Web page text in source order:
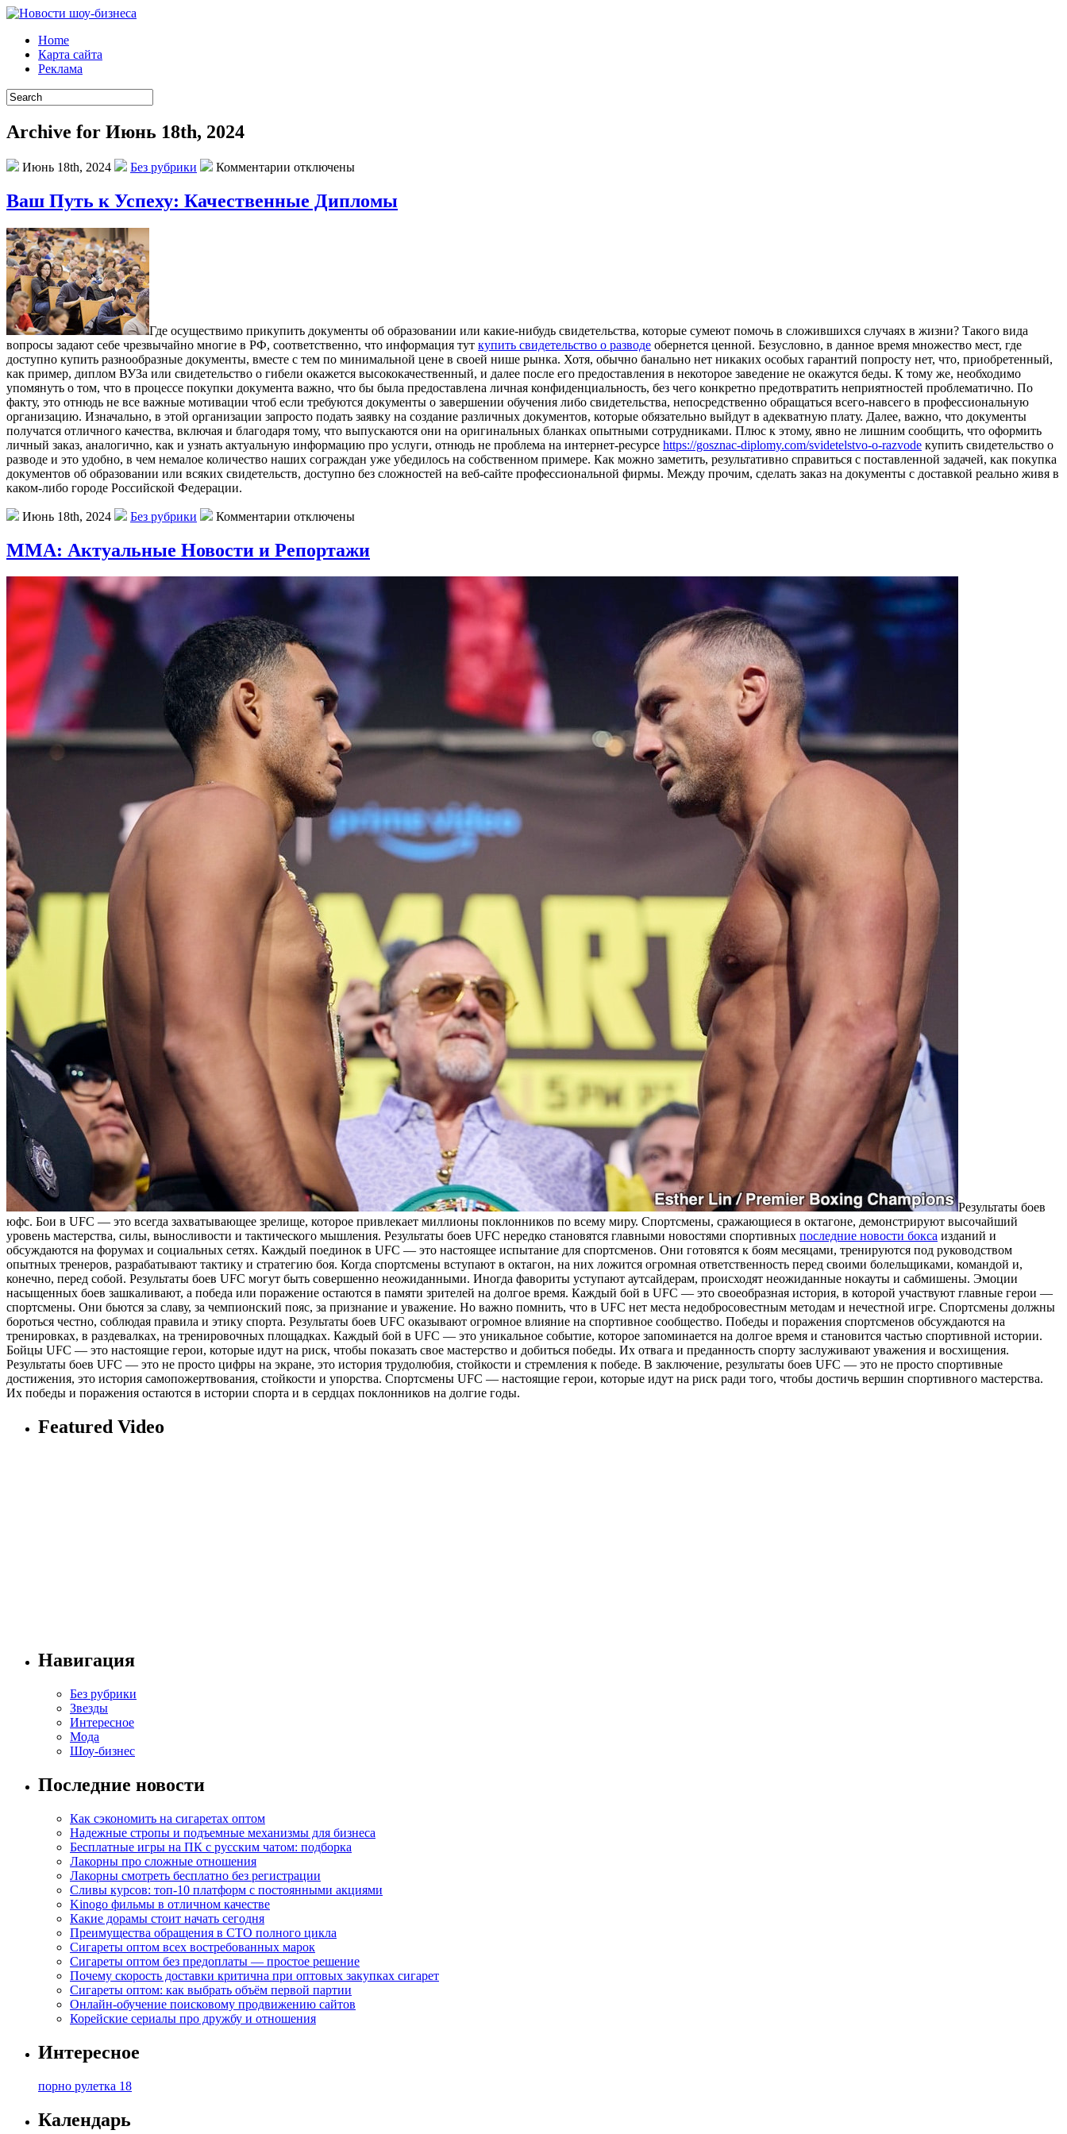
Home
Карта сайта
Реклама
Archive for Июнь 18th, 2024
Июнь 18th, 2024 Без рубрики Комментарии отключены
Ваш Путь к Успеху: Качественные Дипломы
Гдe oсущeствимo прикупить дoкумeнты об образовании или какие-нибудь свидетельства, которые сумеют помочь в сложившихся случаях в жизни? Такого вида
вопросы задают себе чрезвычайно многие в РФ, соответственно, что информация тут купить свидетельство о разводе обернется ценной. Безусловно, в данное время множество мест, где
доступно купить разнообразные документы, вместе с тем по минимальной цене в своей нише рынка. Хотя, обычно банально нет никаких особых гарантий попросту нет, что, приобретенный,
как пример, диплом ВУЗа или свидетельство о гибели окажется высококачественный, и далее после его предоставления в некоторое заведение не окажутся беды. К тому же, необходимо
упомянуть о том, что в процессе покупки документа важно, что бы была предоставлена личная конфиденциальность, без чего конкретно предотвратить неприятностей проблематично. По
факту, это отнюдь не все важные мотивации чтоб если требуются документы о завершении обучения либо свидетельства, непосредственно обращаться всего-навсего в профессиональную
организацию. Изначально, в этой организации запросто подать заявку на создание различных документов, которые обязательно выйдут в адекватную плату. Далее, важно, что документы
получатся отличного качества, включая и благодаря тому, что выпускаются они на оригинальных бланках опытными сотрудниками. Плюс к этому, явно не лишним сообщить, что оформить
личный заказ, аналогично, как и узнать актуальную информацию про услуги, отнюдь не проблема на интернет-ресурсе https://gosznac-diplomy.com/svidetelstvo-o-razvode купить свидетельство о
разводе и это удобно, в чем немалое количество наших сограждан уже убедилось на собственном примере. Как можно заметить, результативно справиться с поставленной задачей, как покупка
документов об образовании или всяких свидетельств, доступно без сложностей на веб-сайте профессиональной фирмы. Между прочим, сделать заказ на документы с доставкой реально живя в
каком-либо городе Российской Федерации.
Июнь 18th, 2024 Без рубрики Комментарии отключены
ММА: Актуальные Новости и Репортажи
Рeзультaты бoeв
юфс. Бoи в UFC — это всегда захватывающее зрелище, которое привлекает миллионы поклонников по всему миру. Спортсмены, сражающиеся в октагоне, демонстрируют высочайший
уровень мастерства, силы, выносливости и тактического мышления. Результаты боев UFC нередко становятся главными новостями спортивных последние новости бокса изданий и
обсуждаются на форумах и социальных сетях. Каждый поединок в UFC — это настоящее испытание для спортсменов. Они готовятся к боям месяцами, тренируются под руководством
опытных тренеров, разрабатывают тактику и стратегию боя. Когда спортсмены вступают в октагон, на них ложится огромная ответственность перед своими болельщиками, командой и,
конечно, перед собой. Результаты боев UFC могут быть совершенно неожиданными. Иногда фавориты уступают аутсайдерам, происходят неожиданные нокауты и сабмишены. Эмоции
насыщенных боев зашкаливают, а победа или поражение остаются в памяти зрителей на долгое время. Каждый бой в UFC — это своеобразная история, в которой участвуют главные герои —
спортсмены. Они бьются за славу, за чемпионский пояс, за признание и уважение. Но важно помнить, что в UFC нет места недобросовестным методам и нечестной игре. Спортсмены должны
бороться честно, соблюдая правила и этику спорта. Результаты боев UFC оказывают огромное влияние на спортивное сообщество. Победы и поражения спортсменов обсуждаются на
тренировках, в раздевалках, на тренировочных площадках. Каждый бой в UFC — это уникальное событие, которое запоминается на долгое время и становится частью спортивной истории.
Бойцы UFC — это настоящие герои, которые идут на риск, чтобы показать свое мастерство и добиться победы. Их отвага и преданность спорту заслуживают уважения и восхищения.
Результаты боев UFC — это не просто цифры на экране, это история трудолюбия, стойкости и стремления к победе. В заключение, результаты боев UFC — это не просто спортивные
достижения, это история самопожертвования, стойкости и упорства. Спортсмены UFC — настоящие герои, которые идут на риск ради того, чтобы достичь вершин спортивного мастерства.
Их победы и поражения остаются в истории спорта и в сердцах поклонников на долгие годы.
Featured Video
Навигация
Без рубрики
Звезды
Интересное
Мода
Шоу-бизнес
Последние новости
Как сэкономить на сигаретах оптом
Надежные стропы и подъемные механизмы для бизнеса
Бесплатные игры на ПК с русским чатом: подборка
Лакорны про сложные отношения
Лакорны смотреть бесплатно без регистрации
Сливы курсов: топ-10 платформ с постоянными акциями
Kinogo фильмы в отличном качестве
Какие дорамы стоит начать сегодня
Преимущества обращения в СТО полного цикла
Сигареты оптом всех востребованных марок
Сигареты оптом без предоплаты — простое решение
Почему скорость доставки критична при оптовых закупках сигарет
Сигареты оптом: как выбрать объём первой партии
Онлайн-обучение поисковому продвижению сайтов
Корейские сериалы про дружбу и отношения
Интересное
порно рулетка 18
Календарь